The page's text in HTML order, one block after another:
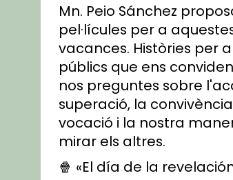
Mn. Peio Sánchez
pel·lícules per a
vacances. Històries per
públics que ens
nos preguntes sobre
superació, la
vocació i la nostra
mirar els altres.
🍿 «El día de la